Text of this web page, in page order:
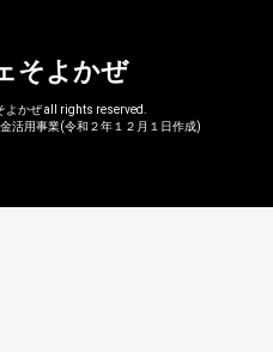
そよかぜ
かぜ all rights reserved.
活用事業(令和２年１２月１日作成)